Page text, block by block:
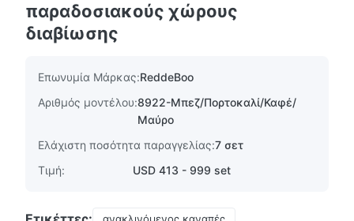
παραδοσιακούς χώρους
διαβίωσης
Επωνυμία Μάρκας:ReddeBoo
Αριθμός μοντέλου:8922-Μπεζ/Πορτοκαλί/Καφέ/
Μαύρο
Ελάχιστη ποσότητα παραγγελίας:7 σετ
Τιμή:
USD 413 - 999 set